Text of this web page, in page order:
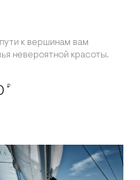
к вершинам вам
невероятной красоты.
₽